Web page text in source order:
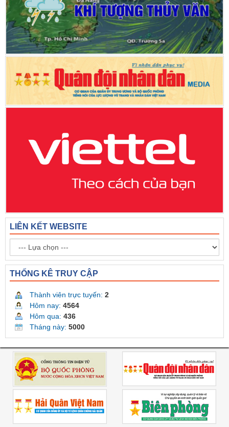
LIÊN KẾT WEBSITE
THỐNG KÊ TRUY CẬP
Thành viên trực tuyến: 2
Hôm nay: 4564
Hôm qua: 436
Tháng này: 5000